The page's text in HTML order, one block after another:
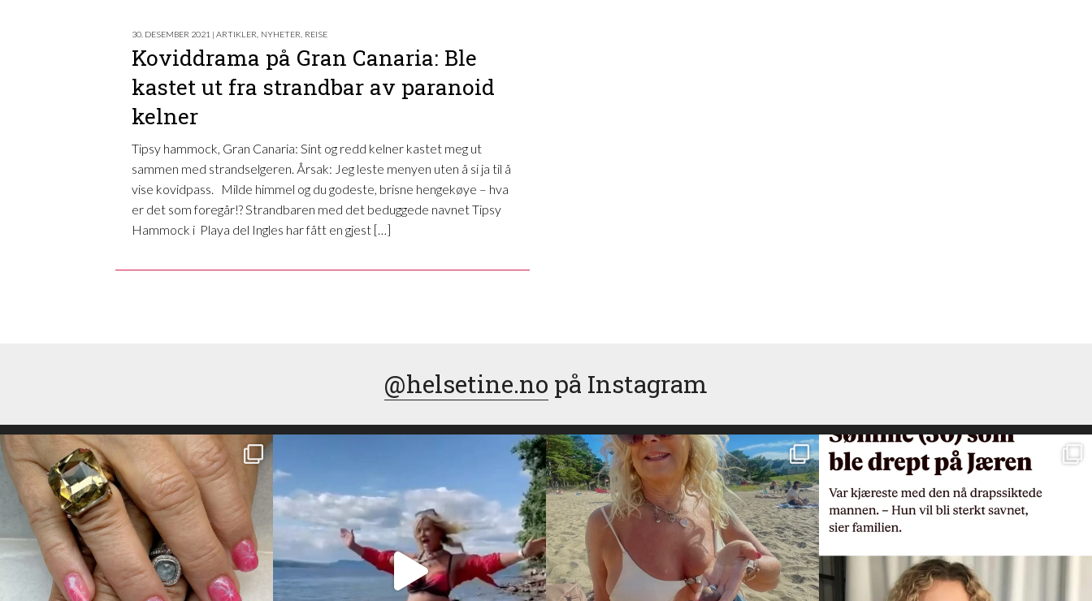
30. DESEMBER 2021 | ARTIKLER NYHETER REISE
Koviddrama på Gran Canaria: Ble
kastet ut fra strandbar av paranoid
kelner
Tipsy hammock, Gran Canaria: Sint og redd kelner kastet meg ut
sammen med strandselgeren. Årsak: Jeg leste menyen uten å si ja til å
vise kovidpass. Milde himmel og du godeste, brisne hengekøye – hva
er det som foregår!? Strandbaren med det beduggede navnet Tipsy
Hammock i Playa del Ingles har fått en gjest […]
@helsetine.no på Instagram